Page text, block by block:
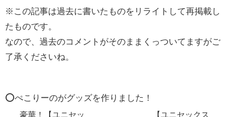
※この記事は過去に書いたものをリライトして再掲載し
たものです。
なので、過去のコメントがそのままくっついてますがご
了承くださいね。
⭕️ぺこりーのがグッズを作りました！
豪華！【ユニセッ 【ユニセックス